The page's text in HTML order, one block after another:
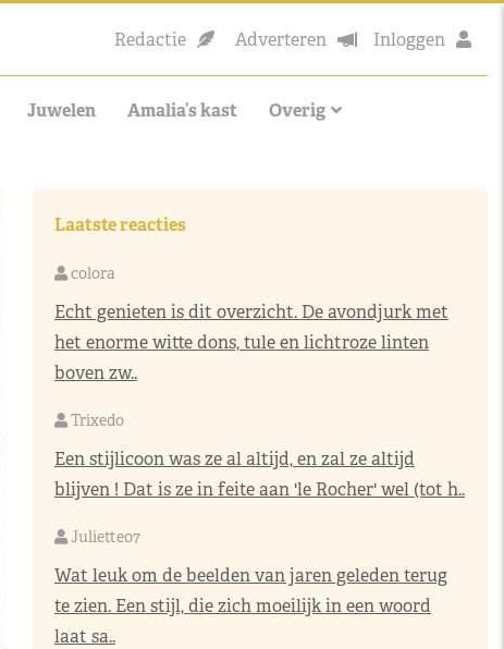
Redactie Adverteren Inloggen
Juwelen Amalia’s kast Overig
Laatste reacties
colora
Echt genieten is dit overzicht. De avondjurk met
het enorme witte dons, tule en lichtroze linten
boven zw..
Trixedo
Een stijlicoon was ze al altijd, en zal ze altijd
blijven ! Dat is ze in feite aan 'le Rocher' wel (tot h..
Juliette07
Wat leuk om de beelden van jaren geleden terug
te zien. Een stijl, die zich moeilijk in een woord
laat sa..